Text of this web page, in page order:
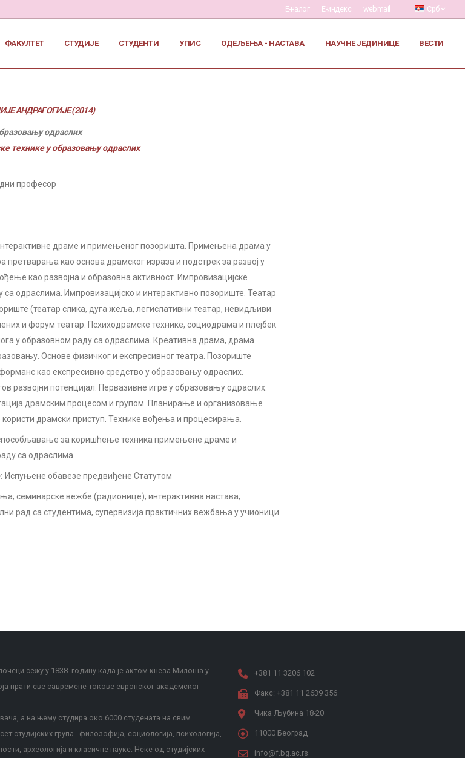
Е-налог Е-индекс webmail Срб
ФАКУЛТЕТ СТУДИЈЕ СТУДЕНТИ УПИС ОДЕЉЕЊА - НАСТАВА НАУЧНЕ ЈЕДИНИЦЕ ВЕСТИ
АНДРАГОГИЈЕ (2014)
одраслих
технике у образовању одраслих
професор
драме и примењеног позоришта. Примењена драма у
претварања као основа драмског израза и подстрек за развој у
као развојна и образовна активност. Импровизацијске
са одраслима. Импровизацијско и интерактивно позориште. Театар
(театар слика, дуга жеља, легислативни театар, невидљиви
и форум театар. Псхиходрамске технике, социодрама и плејбек
у образовном раду са одраслима. Креативна драма, драма
Основе физичког и експресивног театра. Позориште
као експресивно средство у образовању одраслих.
развојни потенцијал. Первазивне игре у образовању одраслих.
драмским процесом и групом. Планирање и организовање
користи драмски приступ. Технике вођења и процесирања.
за коришћење техника примењене драме и
са одраслима.
Испуњене обавезе предвиђене Статутом
семинарске вежбе (радионице); интерактивна настава;
рад са студентима, супервизија практичних вежбања у учионици
сежу у 1838. годину када је актом кнеза Милоша у
прати све савремене токове европског академског
а на њему студира око 6000 студената на свим
студијских група - филозофија, социологија, психологија,
археологија и класичне науке. Неке од студијских
+381 11 3206 102
Факс: +381 11 2639 356
Чика Љубина 18-20
11000 Београд
info@f.bg.ac.rs